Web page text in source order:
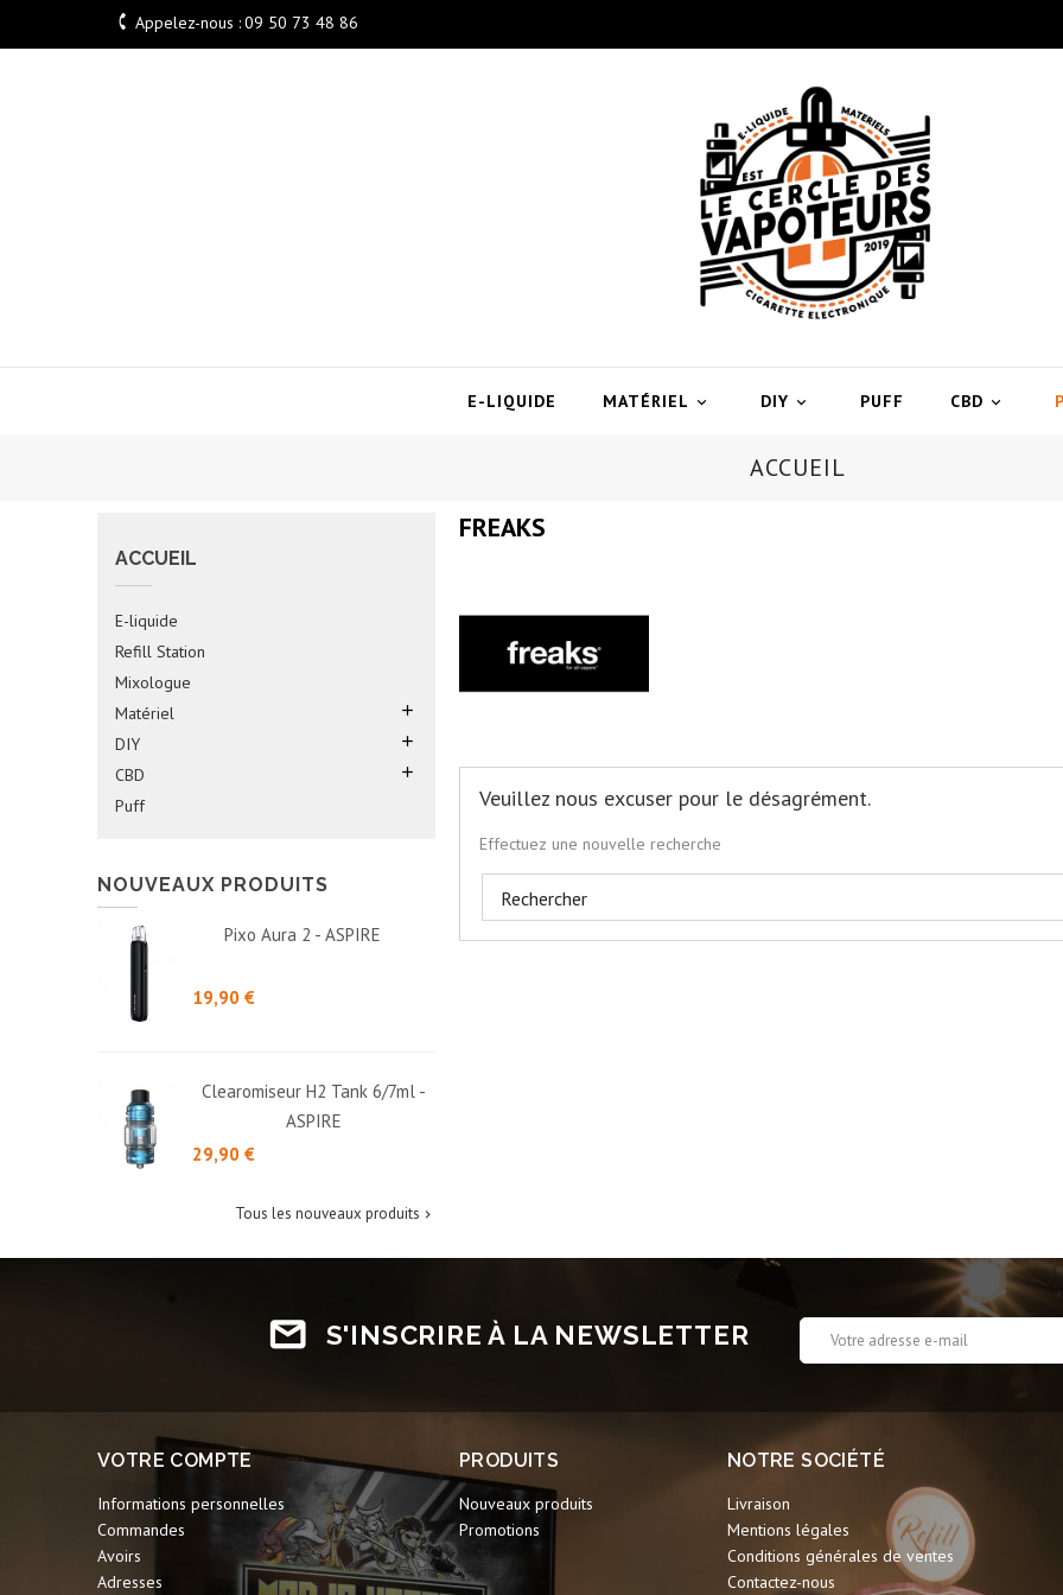
 Appelez-nous :09 50 73 48 86
E-LIQUIDE 
MATÉRIEL 
DIY PUFF 
CBD
ACCUEIL
ACCUEIL
E-liquide
Refill Station
Mixologue
Matériel

DIY 
CBD 
Puff
NOUVEAUX PRODUITS
Pixo Aura 2 - ASPIRE
19,90 €
Clearomiseur H2 Tank 6/7ml -
ASPIRE
29,90 €
Tous les nouveaux produits 
FREAKS
Veuillez nous excuser pour le désagrément.
Effectuez une nouvelle recherche
S'INSCRIRE À LA NEWSLETTER
VOTRE COMPTE
Informations personnelles
Commandes
Avoirs
Adresses
PRODUITS
Nouveaux produits
Promotions
NOTRE SOCIÉTÉ
Livraison
Mentions légales
Conditions générales de ventes
Contactez-nous